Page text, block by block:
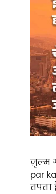
ज़ुल्म
par
तपता